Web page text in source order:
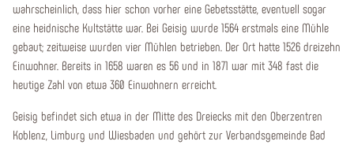
wahrscheinlich, dass hier schon vorher eine Gebetsstätte, eventuell sogar
eine heidnische Kultstätte war. Bei Geisig wurde 1564 erstmals eine Mühle
gebaut; zeitweise wurden vier Mühlen betrieben. Der Ort hatte 1526 dreizehn
Einwohner. Bereits in 1658 waren es 56 und in 1871 war mit 348 fast die
heutige Zahl von etwa 360 Einwohnern erreicht.
Geisig befindet sich etwa in der Mitte des Dreiecks mit den Oberzentren
Koblenz, Limburg und Wiesbaden und gehört zur Verbandsgemeinde Bad